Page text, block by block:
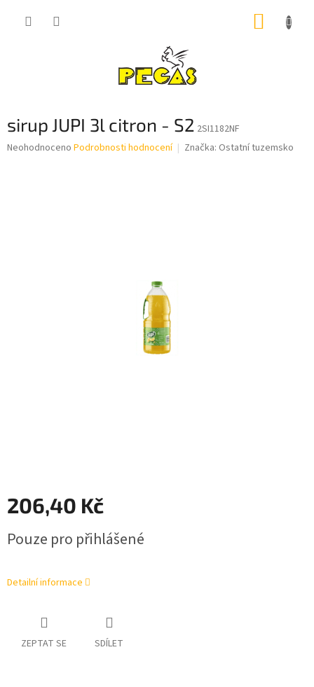
sirup JUPI 3l citron - S2 2SI1182NF
Průměrné
Neohodnoceno Podrobnosti hodnocení Značka: Ostatní tuzemsko
206,40 Kč
cena:
Pouze pro přihlášené
Detailní informace
ZEPTAT SE SDÍLET